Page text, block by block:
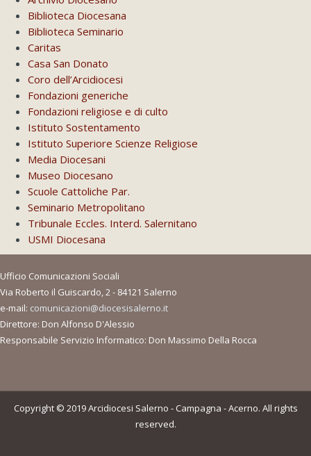
Biblioteca Diocesana
Biblioteca Seminario
Caritas
Casa San Donato
Coro dell’Arcidiocesi
Fondazioni generiche
Fondazioni religiose e di culto
Istituto Sostentamento
Istituto Superiore Scienze Religiose
Media Diocesani
Museo Diocesano
Scuole Cattoliche Par.
Seminario Metropolitano
Tribunale Eccles. Interd. Salernitano
USMI Diocesana
Ufficio Comunicazioni Sociali
Via Roberto il Guiscardo, 2 - 84121 Salerno
e-mail: comunicazioni@diocesisalerno.it
Direttore: Don Alfonso D'Alessio
Responsabile Servizio Informatico: Don Massimo Della Rocca
Copyright © 2019 Arcidiocesi Salerno - Campagna - Acerno. All rights
reserved.